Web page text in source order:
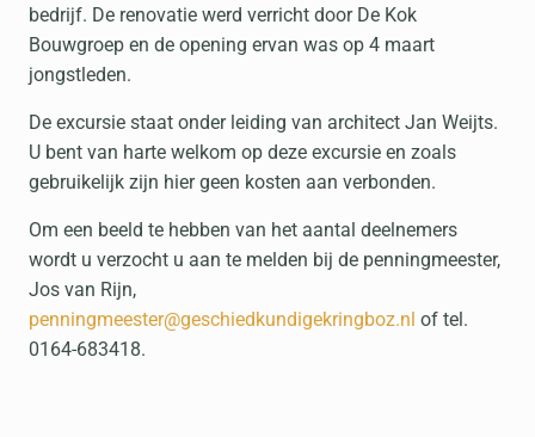
bedrijf. De renovatie werd verricht door De Kok
Bouwgroep en de opening ervan was op 4 maart
jongstleden.
De excursie staat onder leiding van architect Jan Weijts.
U bent van harte welkom op deze excursie en zoals
gebruikelijk zijn hier geen kosten aan verbonden.
Om een beeld te hebben van het aantal deelnemers
wordt u verzocht u aan te melden bij de penningmeester,
Jos van Rijn,
penningmeester@geschiedkundigekringboz.nl of tel.
0164-683418.